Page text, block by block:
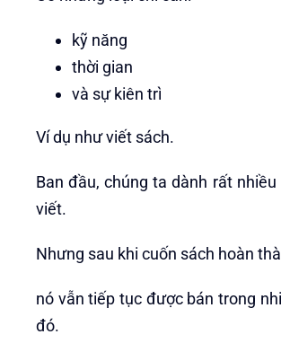
kỹ năng
thời gian
và sự kiên trì
Ví dụ như viết sách.
Ban đầu, chúng ta dành rất
viết.
Nhưng sau khi cuốn sách hoàn
nó vẫn tiếp tục được bán trong
đó.